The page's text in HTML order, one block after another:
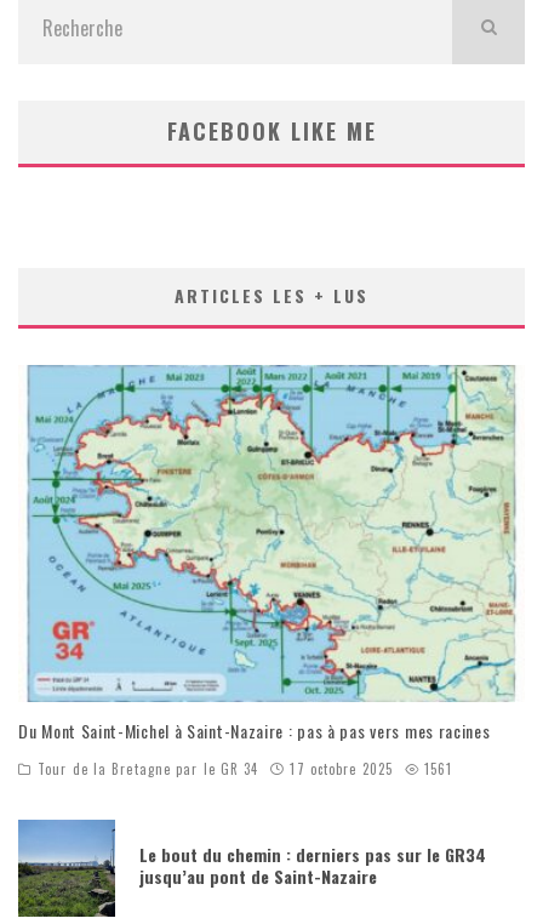
FACEBOOK LIKE ME
ARTICLES LES + LUS
Du Mont Saint-Michel à Saint-Nazaire : pas à pas vers mes racines
Tour de la Bretagne par le GR 34 17 octobre 2025 1561
Le bout du chemin : derniers pas sur le GR34
jusqu’au pont de Saint-Nazaire